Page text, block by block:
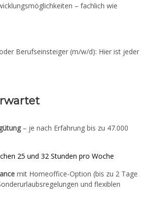
– fachlich wie
Berufseinsteiger (m/w/d): Hier ist jeder
– je nach Erfahrung bis zu 47.000
25 und 32 Stunden pro Woche
mit Homeoffice-Option (bis zu 2 Tage
und flexiblen